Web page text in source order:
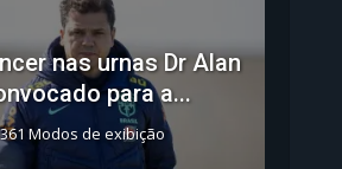
nas urnas Dr Alan
para a...
Modos de exibição